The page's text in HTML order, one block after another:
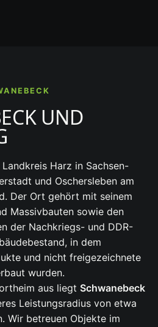
UND
Harz in Sachsen-
und Oschersleben am
Der Ort gehört mit seinem
Massivbauten sowie den
der Nachkriegs- und DDR-
in dem
und nicht freigezeichnete
wurden.
aus liegt Schwanebeck
Leistungsradius von etwa
Wir betreuen Objekte im